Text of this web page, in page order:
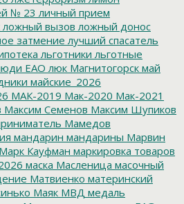
№ 23 личный прием
ложный вызов ложный донос
затмение лучший спасатель
льготники льготные
ЕАО люк Магнитогорск май
майские_2026
МАК-2019 Мак-2020 Мак-2021
Максим Семенов Максим Шупиков
Мамедов
мандарин мандарины Марвин
Марк Кауфман маркировка товаров
маска Масленица масочный
Матвиенко материнский
Маяк МВД медаль